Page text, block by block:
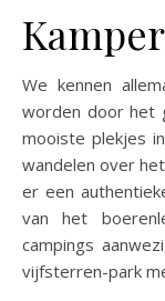
We kennen
worden door het
mooiste plekjes
wandelen over
er een
van het
campings
vijfsterren-park